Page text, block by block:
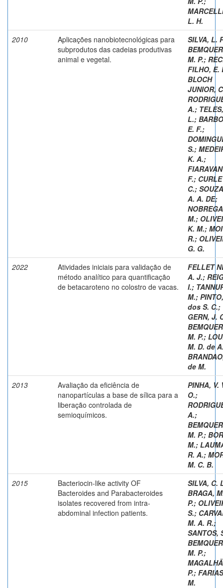
L. H.
2010
Aplicações nanobiotecnológicas para
subprodutos das cadeias produtivas
animal e vegetal.
SILVA, L.
M. P.;
FILHO, E.
BLOCH
JUNIOR,
A.;
L.;
E. F.;
S.;
K. A.;
F.;
C.;
A. A. DE;
M.;
K. M.;
R.;
G. G.
2022
Atividades iniciais para validação de
método analítico para quantificação
de betacaroteno no colostro de vacas.
FELLET
A. J.;
I.;
M.;
dos S. C.;
GERN, J.
M. P.;
M. D. de
de M.
2013
Avaliação da eficiência de
nanopartículas a base de sílica para a
liberação controlada de
semioquímicos.
PINHA, V.
O.;
A.;
M. P.;
M.;
R. A.;
M. C. B.
2015
Bacteriocin-like activity OF
Bacteroides and Parabacteroides
isolates recovered from intra-
abdominal infection patients.
SILVA, C.
BRAGA,
P.;
S.;
M. A. R.;
SANTOS,
M. P.;
P.;
M.